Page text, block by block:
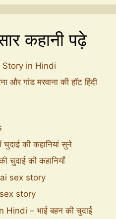
कहानी पढ़े
Story in Hindi
गांड मरवाना की हॉट हिंदी
की कहानियां सुने
की कहानियाँ
sex story
story
– भाई बहन की चुदाई